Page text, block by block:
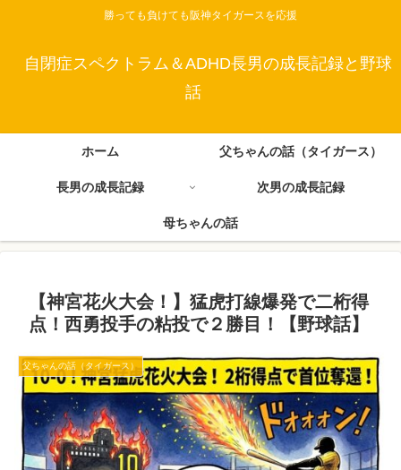
勝っても負けても阪神タイガースを応援
自閉症スペクトラム＆ADHD長男の成長記録と野球
話
ホーム 父ちゃんの話（タイガース）
長男の成長記録 次男の成長記録
母ちゃんの話
【神宮花火大会！】猛虎打線爆発で二桁得
点！西勇投手の粘投で２勝目！【野球話】
父ちゃんの話（タイガース）